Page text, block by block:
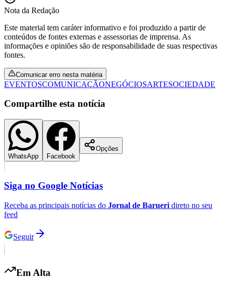
Santos
Nota da Redação
Este material tem caráter informativo e foi produzido a partir de
conteúdos de fontes externas e assessorias de imprensa. As
informações e opiniões são de responsabilidade de suas respectivas
fontes.
Comunicar erro nesta matéria
EVENTOSCOMUNICAÇÃONEGÓCIOSARTESOCIEDADE
Compartilhe esta notícia
WhatsApp Facebook
Opções
Siga no Google Notícias
Receba as principais notícias do Jornal de Barueri direto no seu
feed
Seguir
Em Alta